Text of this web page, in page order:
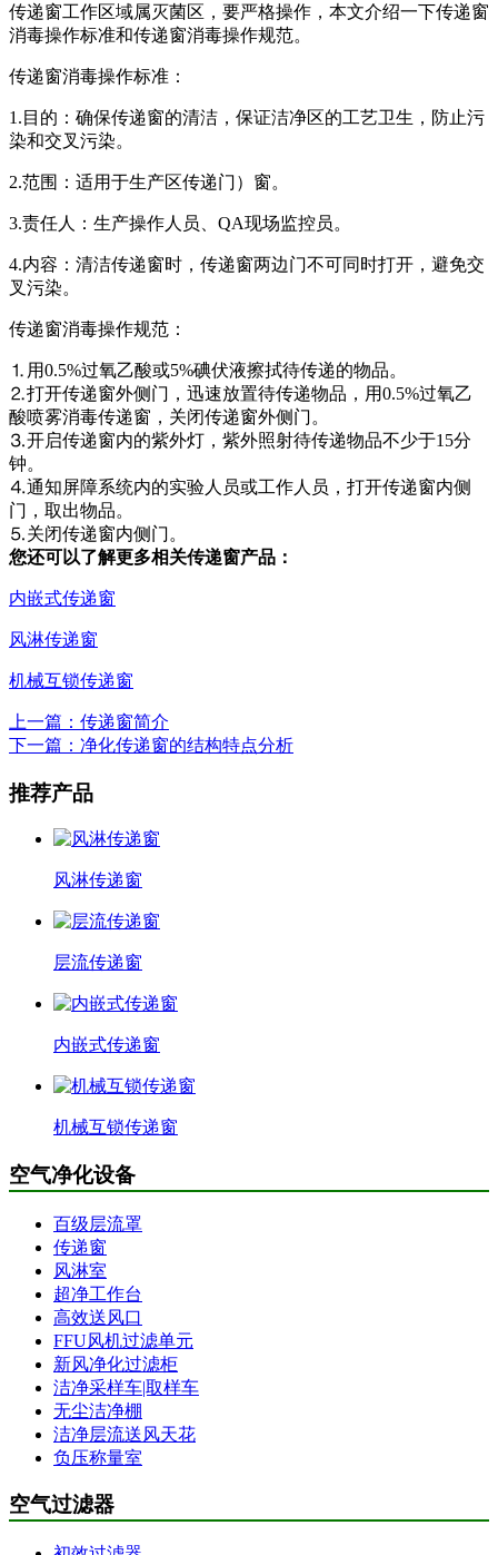
传递窗工作区域属灭菌区，要严格操作，本文介绍一下传递窗
消毒操作标准和传递窗消毒操作规范。
传递窗消毒操作标准：
1.目的：确保传递窗的清洁，保证洁净区的工艺卫生，防止污
染和交叉污染。
2.范围：适用于生产区传递门）窗。
3.责任人：生产操作人员、QA现场监控员。
4.内容：清洁传递窗时，传递窗两边门不可同时打开，避免交
叉污染。
传递窗消毒操作规范：
⒈用0.5%过氧乙酸或5%碘伏液擦拭待传递的物品。
⒉打开传递窗外侧门，迅速放置待传递物品，用0.5%过氧乙
酸喷雾消毒传递窗，关闭传递窗外侧门。
⒊开启传递窗内的紫外灯，紫外照射待传递物品不少于15分
钟。
⒋通知屏障系统内的实验人员或工作人员，打开传递窗内侧
门，取出物品。
⒌关闭传递窗内侧门。
您还可以了解更多相关传递窗产品：
内嵌式传递窗
风淋传递窗
机械互锁传递窗
上一篇：传递窗简介
下一篇：净化传递窗的结构特点分析
推荐产品
风淋传递窗
层流传递窗
内嵌式传递窗
机械互锁传递窗
空气净化设备
百级层流罩
传递窗
风淋室
超净工作台
高效送风口
FFU风机过滤单元
新风净化过滤柜
洁净采样车|取样车
无尘洁净棚
洁净层流送风天花
负压称量室
空气过滤器